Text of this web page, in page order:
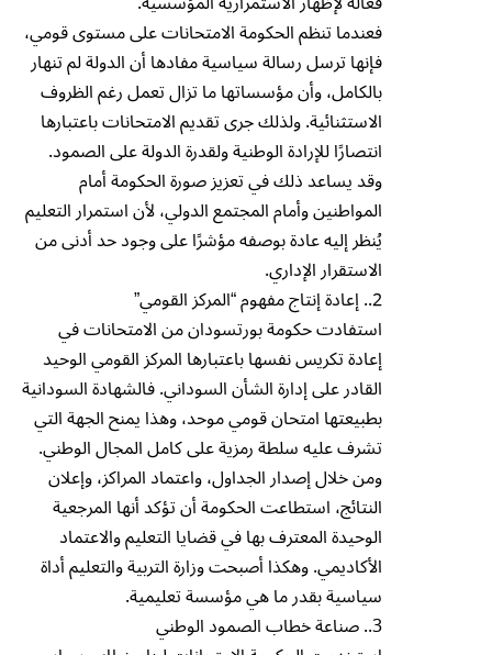
فعندما تنظم الحكومة الامتحانات على مستوى قومي،
فإنها ترسل رسالة سياسية مفادها أن الدولة لم تنهار
بالكامل، وأن مؤسساتها ما تزال تعمل رغم الظروف
الاستثنائية. ولذلك جرى تقديم الامتحانات باعتبارها
انتصارًا للإرادة الوطنية ولقدرة الدولة على الصمود.
وقد يساعد ذلك في تعزيز صورة الحكومة أمام
المواطنين وأمام المجتمع الدولي، لأن استمرار التعليم
يُنظر إليه عادة بوصفه مؤشرًا على وجود حد أدنى من
الاستقرار الإداري.
2.. إعادة إنتاج مفهوم “المركز القومي”
استفادت حكومة بورتسودان من الامتحانات في
إعادة تكريس نفسها باعتبارها المركز القومي الوحيد
القادر على إدارة الشأن السوداني. فالشهادة السودانية
بطبيعتها امتحان قومي موحد، وهذا يمنح الجهة التي
تشرف عليه سلطة رمزية على كامل المجال الوطني.
ومن خلال إصدار الجداول، واعتماد المراكز، وإعلان
النتائج، استطاعت الحكومة أن تؤكد أنها المرجعية
الوحيدة المعترف بها في قضايا التعليم والاعتماد
الأكاديمي. وهكذا أصبحت وزارة التربية والتعليم أداة
سياسية بقدر ما هي مؤسسة تعليمية.
3.. صناعة خطاب الصمود الوطني